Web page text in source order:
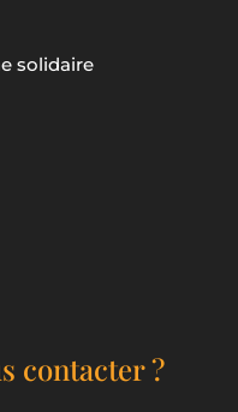
solidaire
contacter ?